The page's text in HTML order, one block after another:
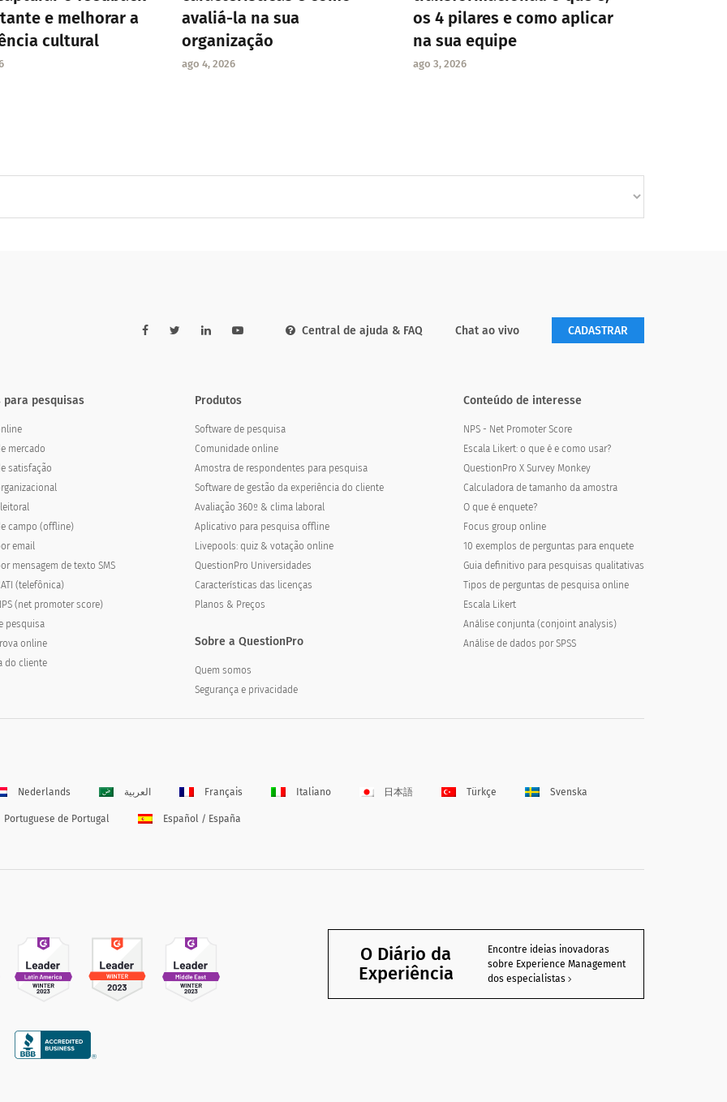
e melhorar a
cultural
avaliá-la na sua
organização
ago 4, 2026
os 4 pilares e como aplicar
na sua equipe
ago 3, 2026
Central de ajuda & FAQ Chat ao vivo CADASTRAR
para pesquisas
mercado
satisfação
campo (offline)
email
mensagem de texto SMS
(telefônica)
(net promoter score)
pesquisa
online
do cliente
Produtos
Software de pesquisa
Comunidade online
Amostra de respondentes para pesquisa
Software de gestão da experiência do cliente
Avaliação 360º & clima laboral
Aplicativo para pesquisa offline
Livepools: quiz & votação online
QuestionPro Universidades
Características das licenças
Planos & Preços
Sobre a QuestionPro
Quem somos
Segurança e privacidade
Conteúdo de interesse
NPS - Net Promoter Score
Escala Likert: o que é e como usar?
QuestionPro X Survey Monkey
Calculadora de tamanho da amostra
O que é enquete?
Focus group online
10 exemplos de perguntas para enquete
Guia definitivo para pesquisas qualitativas
Tipos de perguntas de pesquisa online
Escala Likert
Análise conjunta (conjoint analysis)
Análise de dados por SPSS
Nederlands العربية Français Italiano 日本語 Türkçe Svenska
Portuguese de Portugal Español / España
O Diário da
Experiência
Encontre ideias inovadoras
sobre Experience Management
dos especialistas